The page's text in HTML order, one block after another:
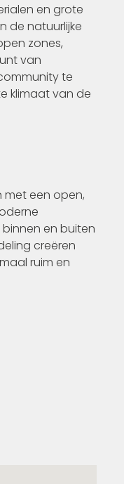
en grote
de natuurlijke
zones,
van
te
klimaat van de
met een open,
en buiten
creëren
ruim en